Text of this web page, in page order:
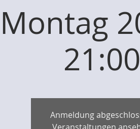
Montag
21:00
Anmeldung